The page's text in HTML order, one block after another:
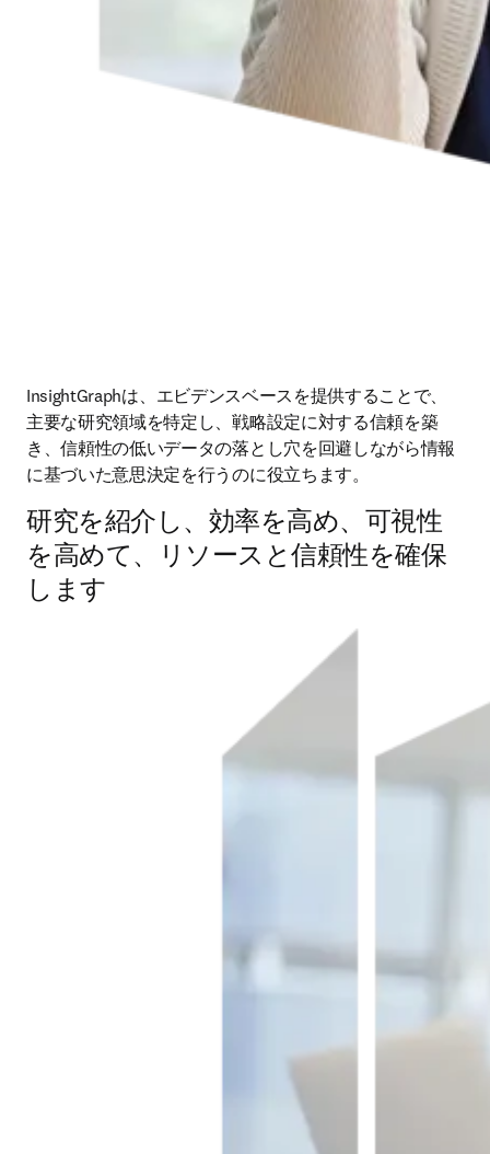
InsightGraphは、エビデンスベースを提供することで、
主要な研究領域を特定し、戦略設定に対する信頼を築
き、信頼性の低いデータの落とし穴を回避しながら情報
に基づいた意思決定を行うのに役立ちます。
研究を紹介し、効率を高め、可視性
を高めて、リソースと信頼性を確保
します